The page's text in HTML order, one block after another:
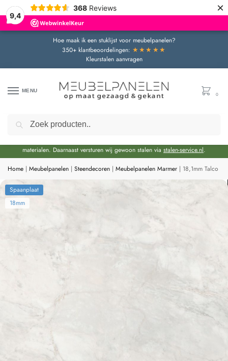
9,4
368 Reviews ×
Hoe maak ik een stuklijst voor meubelpanelen?
350+ klantbeoordelingen: ★★★★★
Kleurstalen aanvragen
MENU
0
Door de bouwvakperiode geldt momenteel een extra levertijd van circa 3 weken
materialen. Daarnaast versturen wij gewoon stalen via stalen-service.nl.
Home | Meubelpanelen | Steendecoren | Meubelpanelen Marmer | 18,1mm Talco
Spaanplaat
18mm